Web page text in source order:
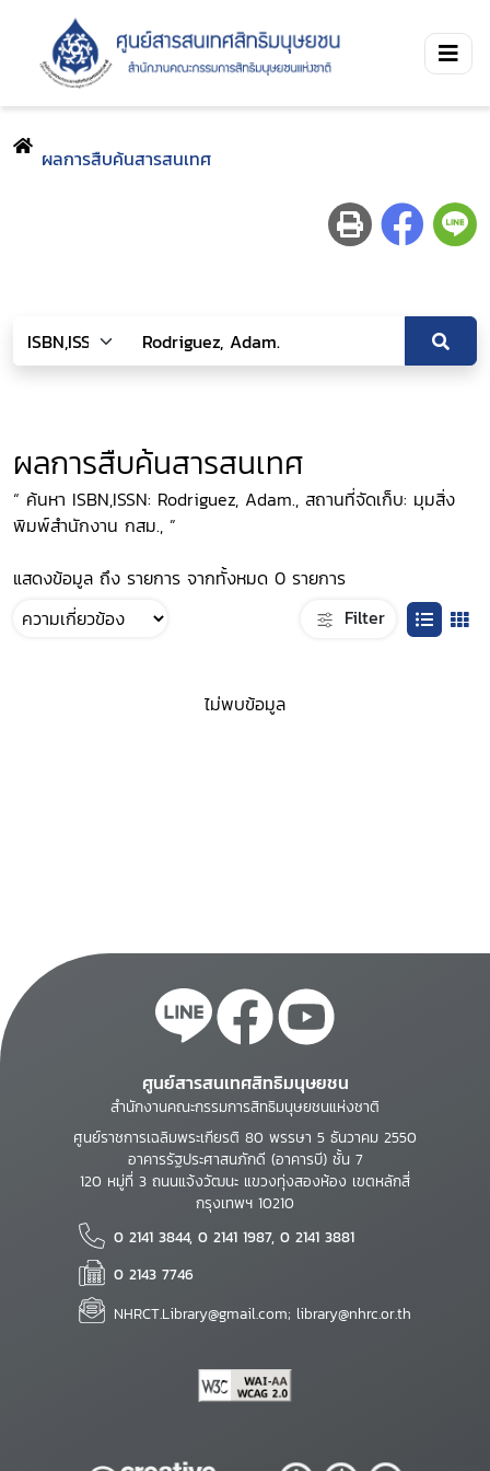
ผลการสืบค้นสารสนเทศ
ผลการสืบค้นสารสนเทศ
“ ค้นหา ISBN,ISSN: Rodriguez, Adam., สถานที่จัดเก็บ: มุมสิ่ง
พิมพ์สำนักงาน กสม., ”
แสดงข้อมูล ถึง รายการ จากทั้งหมด 0 รายการ
Filter
ไม่พบข้อมูล
ศูนย์สารสนเทศสิทธิมนุษยชน
สำนักงานคณะกรรมการสิทธิมนุษยชนแห่งชาติ
ศูนย์ราชการเฉลิมพระเกียรติ 80 พรรษา 5 ธันวาคม 2550
อาคารรัฐประศาสนภักดี (อาคารบี) ชั้น 7
120 หมู่ที่ 3 ถนนแจ้งวัฒนะ แขวงทุ่งสองห้อง เขตหลักสี่
กรุงเทพฯ 10210
0 2141 3844, 0 2141 1987, 0 2141 3881
0 2143 7746
NHRCT.Library@gmail.com; library@nhrc.or.th